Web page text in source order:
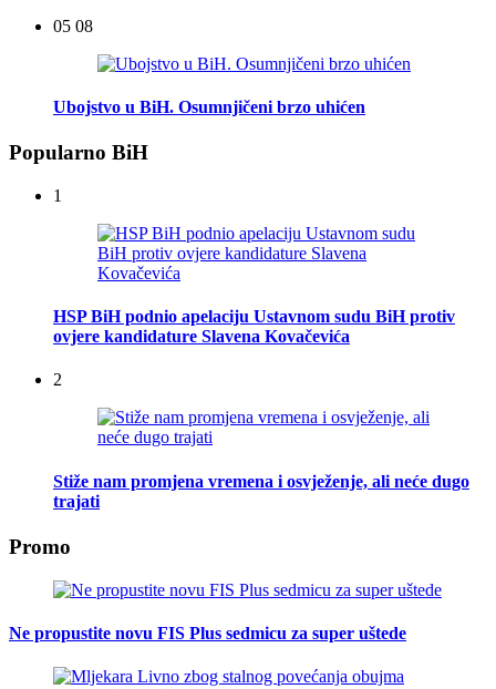
05 08
Ubojstvo u BiH. Osumnjičeni brzo uhićen
Popularno BiH
1
HSP BiH podnio apelaciju Ustavnom sudu BiH protiv
ovjere kandidature Slavena Kovačevića
2
Stiže nam promjena vremena i osvježenje, ali neće dugo
trajati
Promo
Ne propustite novu FIS Plus sedmicu za super uštede